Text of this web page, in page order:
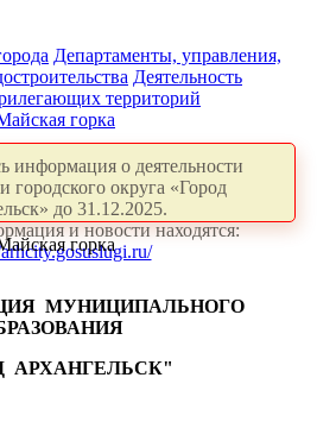
Департаменты, управления,
Деятельность
территорий
горка
информация о деятельности
городского округа «Город
до 31.12.2025.
и новости находятся:
горка
МУНИЦИПАЛЬНОГО
АРХАНГЕЛЬСК"